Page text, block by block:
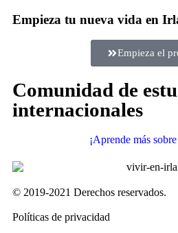
Empieza tu nueva vida en
Empieza el
Comunidad de
internacionales
¡Aprende más
© 2019-2021 Derechos reservados.
Políticas de privacidad